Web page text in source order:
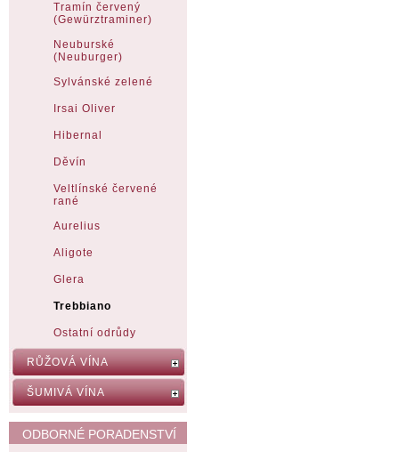
Tramín červený
(Gewürztraminer)
Neuburské
(Neuburger)
Sylvánské zelené
Irsai Oliver
Hibernal
Děvín
Veltlínské červené
rané
Aurelius
Aligote
Glera
Trebbiano
Ostatní odrůdy
RŮŽOVÁ VÍNA
ŠUMIVÁ VÍNA
ODBORNÉ PORADENSTVÍ